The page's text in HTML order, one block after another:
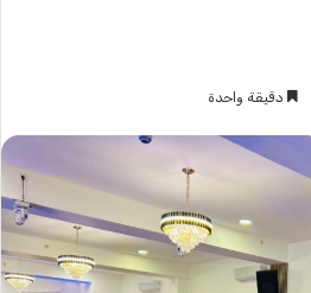
دقيقة واحدة